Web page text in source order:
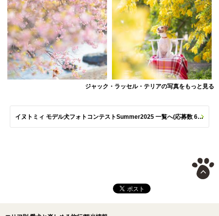
ジャック・ラッセル・テリアの写真をもっと見る
イヌトミィ モデル犬フォトコンテストSummer2025 一覧へ(応募数 651枚)